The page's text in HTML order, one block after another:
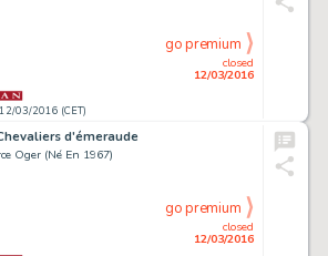
03/2016 (CET)
closed
12/03/2016
go premium
d'émeraude
Oger (Né En 1967)
closed
12/03/2016
go premium